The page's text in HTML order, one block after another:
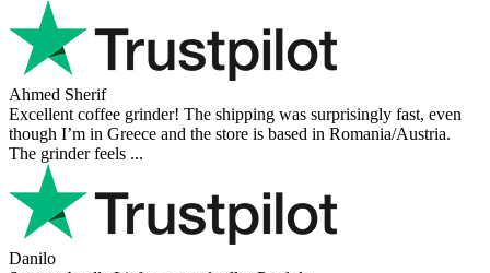
Ahmed Sherif
Excellent coffee grinder! The shipping was surprisingly fast, even
though I’m in Greece and the store is based in Romania/Austria.
The grinder feels ...
Danilo